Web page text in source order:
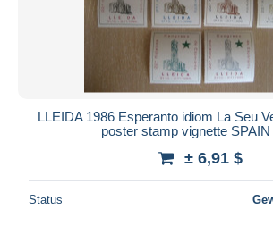
Verkauft
Endet in
Preis
LLEIDA 1986 Esperanto idiom La Seu
poster stamp vignette SPAIN
± 6,91 $
Status